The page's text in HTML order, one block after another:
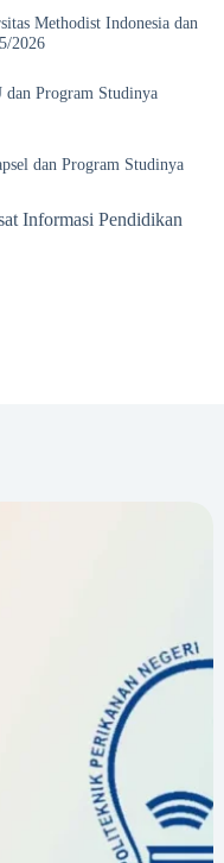
Methodist Indonesia dan
2026
Program Studinya
dan Program Studinya
Informasi Pendidikan